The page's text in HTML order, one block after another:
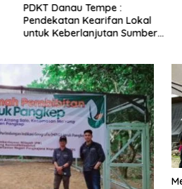
Cara Mengatasi Penyakit PMK
pada Sapi Perah Secara Alami
dan Medis